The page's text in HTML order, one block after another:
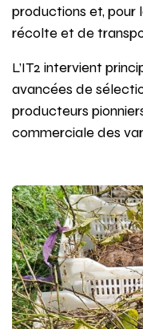
productions et, pour
récolte et de
L’IT2 intervient
avancées de
producteurs
commerciale des